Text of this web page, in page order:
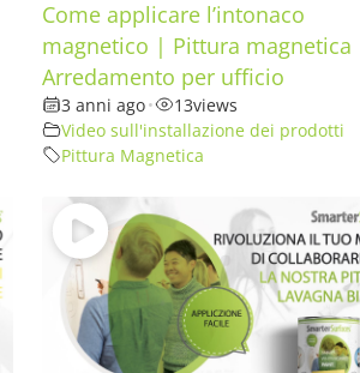
Come applicare l’intonaco
magnetico | Pittura magnetica
Arredamento per ufficio
3 anni ago• 13views
Video sull'installazione dei prodotti
Pittura Magnetica